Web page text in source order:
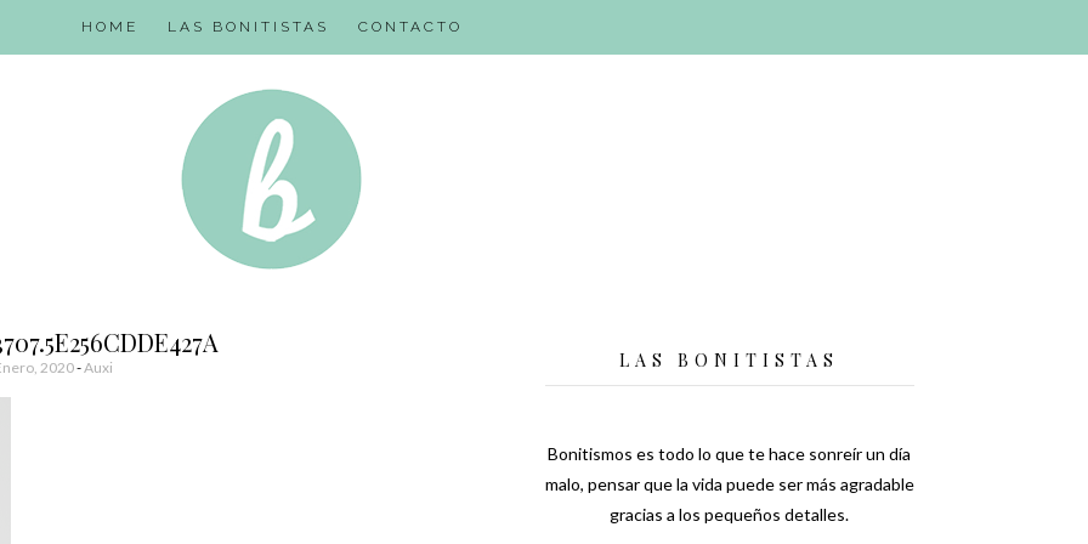
HOME LAS BONITISTAS CONTACTO
2020-Auxi LAS BONITISTAS
Bonitismos es todo lo que te hace sonreír un día
malo, pensar que la vida puede ser más agradable
gracias a los pequeños detalles.